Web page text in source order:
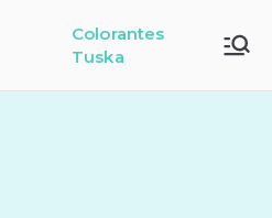
Colorantes
Tuska